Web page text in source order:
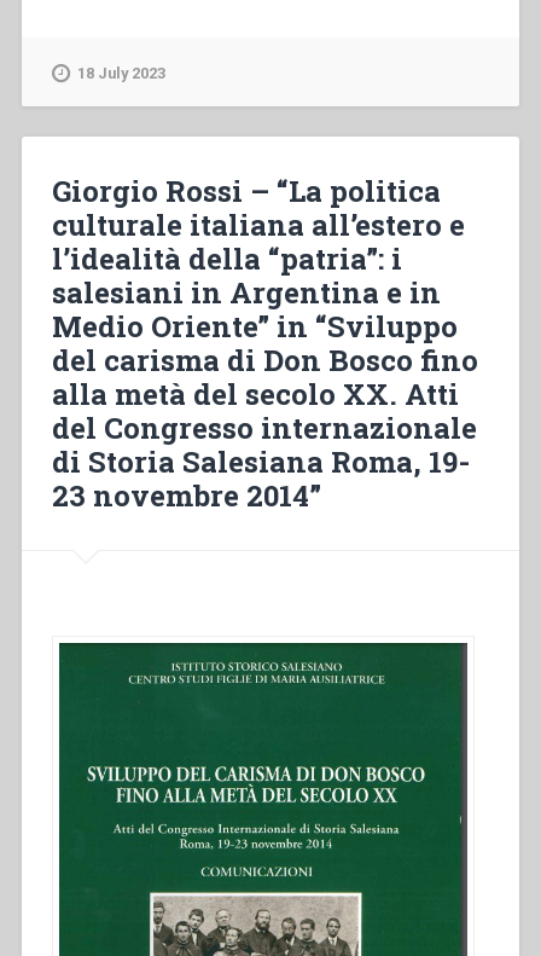
charisme
salésien
en
Afrique
centrale
(1911-
1959)”
in
“Sviluppo
del
carisma
di
secolo
Congresso
internazionale
di
Storia
Salesiana
Roma,
19-
18 July 2023
Giorgio Rossi – “La politica
culturale italiana all’estero e
l’idealità della “patria”: i
salesiani in Argentina e in
Medio Oriente” in “Sviluppo
del carisma di Don Bosco fino
alla metà del secolo XX. Atti
del Congresso internazionale
di Storia Salesiana Roma, 19-
23 novembre 2014”